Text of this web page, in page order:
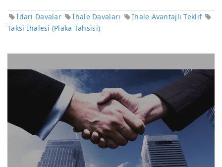
İdari Davalar İhale Davaları
İhale Avantajlı Teklif
Taksi İhalesi (Plaka Tahsisi)